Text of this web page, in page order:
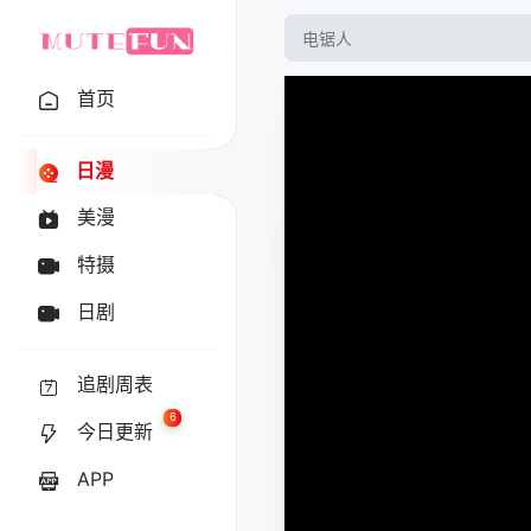
首页
日漫
美漫
特摄
日剧
追剧周表
今日更新
6
APP